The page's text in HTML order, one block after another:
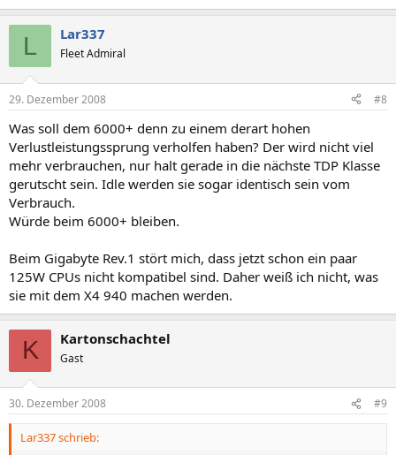
L Lar337
Fleet Admiral
29. Dezember 2008 #8
Was soll dem 6000+ denn zu einem derart hohen
Verlustleistungssprung verholfen haben? Der wird nicht viel
mehr verbrauchen, nur halt gerade in die nächste TDP Klasse
gerutscht sein. Idle werden sie sogar identisch sein vom
Verbrauch.
Würde beim 6000+ bleiben.
Beim Gigabyte Rev.1 stört mich, dass jetzt schon ein paar
125W CPUs nicht kompatibel sind. Daher weiß ich nicht, was
sie mit dem X4 940 machen werden.
K Kartonschachtel
Gast
30. Dezember 2008 #9
Lar337 schrieb: